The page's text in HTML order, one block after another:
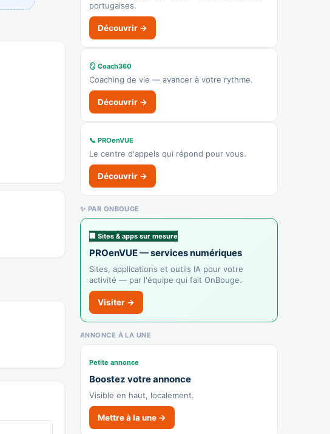
Atelier renaissance
Recensé · non-membre
Galerie / art
Le Berceau de La Source
Recensé · non-membre
Hôtel
Afficher le n°
🌐 Voir le site
👉 C'est votre commerce ?
Les meubles niolet
✓ Vérifié
4759A — Magasin de meubles
Ameublement
👉 C'est votre commerce ?
Briconautes
Recensé · non-membre
Bricolage
Afficher le n°
🌐 Voir le site
👉 C'est votre commerce ?
portugaises.
Découvrir →
🪞 Coach360
Coaching de vie — avancer à votre rythme.
Découvrir →
📞 PROenVUE
Le centre d'appels qui répond pour vous.
Découvrir →
✨ PAR ONBOUGE
🏢 Sites & apps sur mesure
PROenVUE — services numériques
Sites, applications et outils IA pour votre
activité — par l'équipe qui fait OnBouge.
Visiter →
ANNONCE À LA UNE
Petite annonce
Boostez votre annonce
Visible en haut, localement.
Mettre à la une →